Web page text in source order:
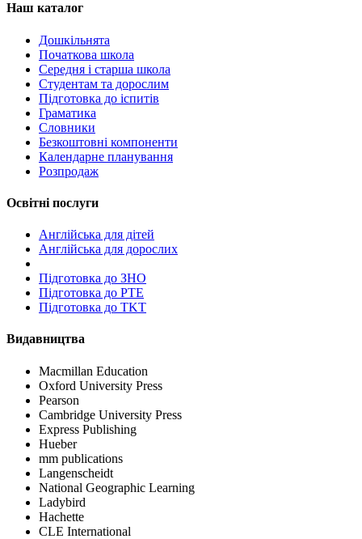
Наш каталог
Дошкільнята
Початкова школа
Середня і старша школа
Студентам та дорослим
Підготовка до іспитів
Граматика
Словники
Безкоштовні компоненти
Календарне планування
Розпродаж
Освітні послуги
Англійська для дітей
Англійська для дорослих
Пiдготовка до ЗНО
Підготовка до PTE
Підготовка до TKT
Видавництва
Macmillan Education
Oxford University Press
Pearson
Cambridge University Press
Express Publishing
Hueber
mm publications
Langenscheidt
National Geographic Learning
Ladybird
Hachette
CLE International